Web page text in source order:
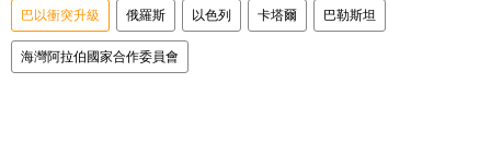
巴以衝突升級 俄羅斯 以色列 卡塔爾 巴勒斯坦
海灣阿拉伯國家合作委員會